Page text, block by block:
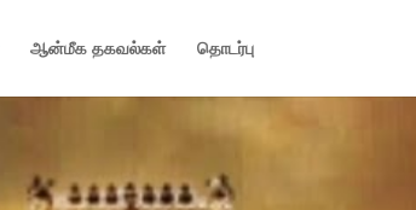
ஆன்மீக தகவல்கள் தொடர்பு